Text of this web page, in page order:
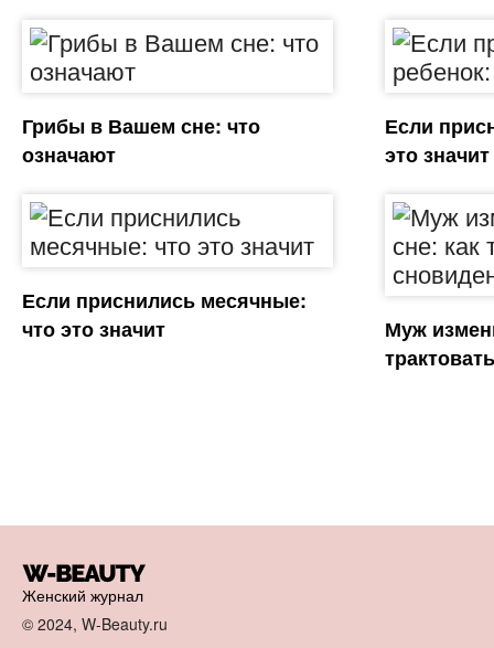
Грибы в Вашем сне: что
означают
Если
это значит
Если приснились месячные:
что это значит
Муж
Женский журнал
© 2024, W-Beauty.ru